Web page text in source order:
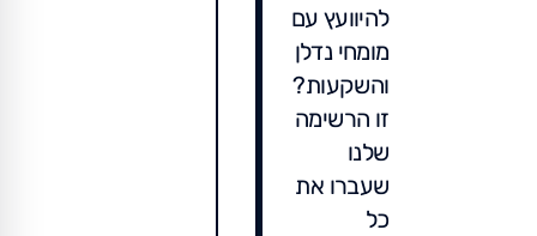
להיוועץ עם
מומחי נדלן
והשקעות?
זו הרשימה
שלנו
שעברו את
כל